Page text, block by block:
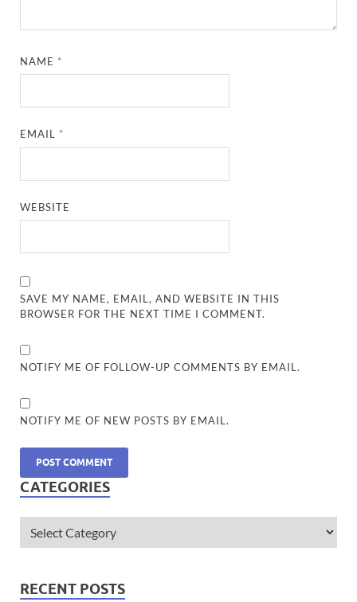
NAME *
EMAIL *
WEBSITE
SAVE MY NAME, EMAIL, AND WEBSITE IN THIS
BROWSER FOR THE NEXT TIME I COMMENT.
NOTIFY ME OF FOLLOW-UP COMMENTS BY EMAIL.
NOTIFY ME OF NEW POSTS BY EMAIL.
CATEGORIES
RECENT POSTS